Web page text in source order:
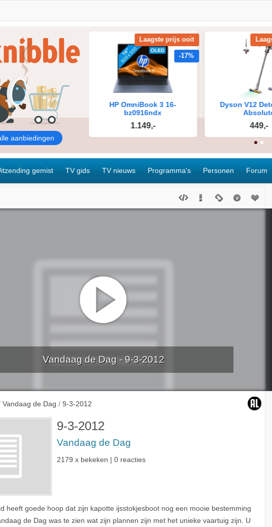
gemist TV gids TV nieuws Programma's Personen Forum
Vandaag de Dag - 9-3-2012
Vandaag de Dag / 9-3-2012
9-3-2012
Vandaag de Dag
2179 x bekeken | 0 reacties
heeft goede hoop dat zijn kapotte ijsstokjesboot nog een mooie bestemming
de Dag was te zien wat zijn plannen zijn met het unieke vaartuig zijn. U